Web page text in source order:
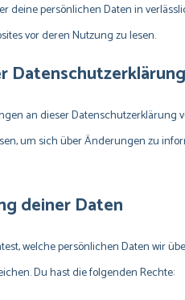
deine persönlichen Daten in
vor deren Nutzung zu lesen.
Datenschutzerklärung
an dieser Datenschutzerklärung
um sich über Änderungen zu
deiner Daten
welche persönlichen Daten wir
Du hast die folgenden Rechte: